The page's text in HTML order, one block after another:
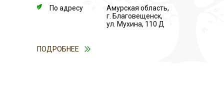
Амурская область,
г. Благовещенск,
ул. Мухина, 110 Д
По адресу
ПОДРОБНЕЕ